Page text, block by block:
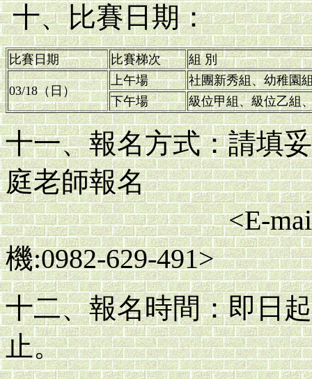
十、比賽日期：
比賽日期 比賽梯次 組 別
03/18（日）
上午場
社團新秀組、幼稚園
下午場
級位甲組、級位乙組
十一、報名方式：請填
庭老師報名
<E-
機:0982-629-491>
十二、報名時間：即日
止。